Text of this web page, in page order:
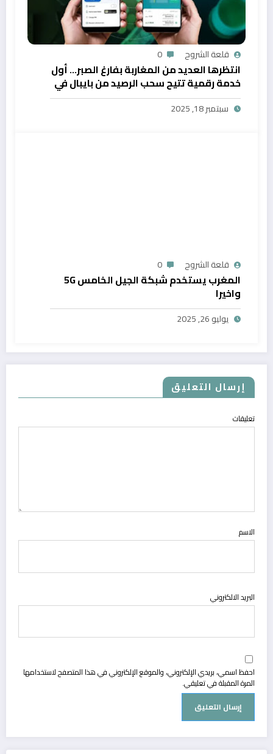
قلعة الشروح 0
انتظرها العديد من المغاربة بفارغ الصبر… أول
خدمة رقمية تتيح سحب الرصيد من بايبال في
المغرب
سبتمبر 18, 2025
قلعة الشروح 0
المغرب يستخدم شبكة الجيل الخامس 5G
واخيرا
يوليو 26, 2025
إرسال التعليق
تعليقات
الاسم
البريد الالكتروني
احفظ اسمي، بريدي الإلكتروني، والموقع الإلكتروني في هذا المتصفح لاستخدامها
المرة المقبلة في تعليقي.